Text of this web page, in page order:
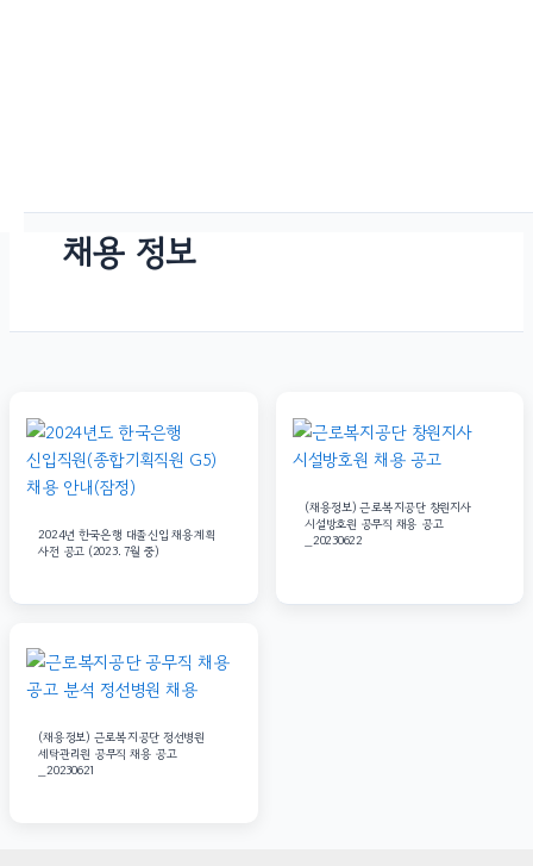
채용 정보
2024년 한국은행 대졸신입 채용계획
사전 공고 (2023. 7월 중)
(채용정보) 근로복지공단 창원지사
시설방호원 공무직 채용 공고
_20230622
(채용정보) 근로복지공단 정선병원
세탁관리원 공무직 채용 공고
_20230621